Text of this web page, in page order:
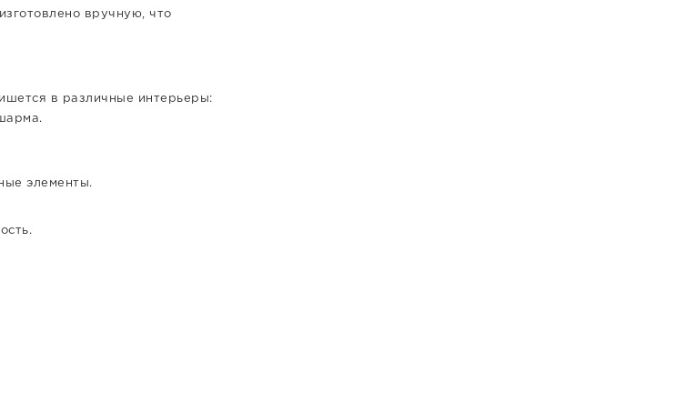
вручную, что
в различные интерьеры:
элементы.